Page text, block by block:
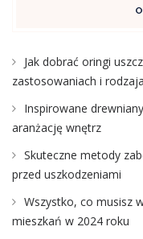
Jak dobrać oringi
zastosowaniach i
Inspirowane
aranżację wnętrz
Skuteczne metody
przed uszkodzeniami
Wszystko, co musisz
mieszkań w 2024 roku